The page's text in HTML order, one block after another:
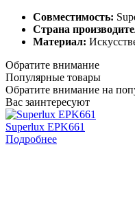
Совместимость:
Страна
Материал:
Обратите внимание
Популярные товары
Обратите внимание на
Вас заинтересуют
Superlux EPK661
Подробнее